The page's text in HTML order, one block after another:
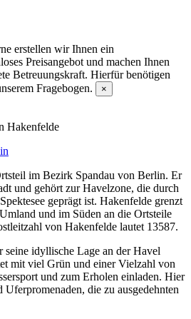
erstellen wir Ihnen ein
Preisangebot und machen Ihnen
Betreuungskraft. Hierfür benötigen
Fragebogen.
×
Hakenfelde
im Bezirk Spandau von Berlin. Er
und gehört zur Havelzone, die durch
geprägt ist. Hakenfelde grenzt
und im Süden an die Ortsteile
von Hakenfelde lautet 13587.
idyllische Lage an der Havel
mit viel Grün und einer Vielzahl von
und zum Erholen einladen. Hier
Uferpromenaden, die zu ausgedehnten